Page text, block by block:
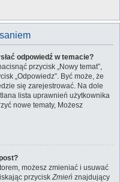
odpowiedź w temacie?
przycisk „Nowy temat”,
„Odpowiedz”. Być może, że
się zarejestrować. Na dole
lista uprawnień użytkownika
nowe tematy, Możesz
możesz zmieniać i usuwać
przyciskZmień znajdujący